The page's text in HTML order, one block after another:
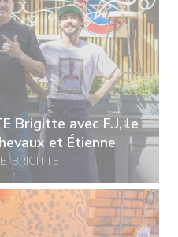
Brigitte avec F.J, le
et Étienne